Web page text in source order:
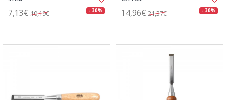
7,13€ 10,19€ - 30% 14,96€ 21,37€ - 30%